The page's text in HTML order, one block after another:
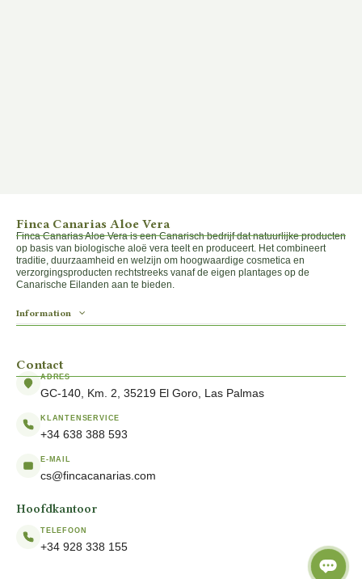
Finca Canarias Aloe Vera
Finca Canarias Aloe Vera is een Canarisch bedrijf dat natuurlijke producten
op basis van biologische aloë vera teelt en produceert. Het combineert
traditie, duurzaamheid en welzijn om hoogwaardige cosmetica en
verzorgingsproducten rechtstreeks vanaf de eigen plantages op de
Canarische Eilanden aan te bieden.
Information
Contact
ADRES
GC-140, Km. 2, 35219 El Goro, Las Palmas
KLANTENSERVICE
+34 638 388 593
E-MAIL
cs@fincacanarias.com
Hoofdkantoor
TELEFOON
+34 928 338 155